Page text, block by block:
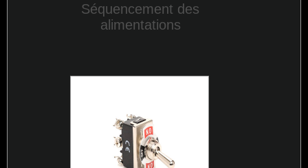
Séquencement des
alimentations